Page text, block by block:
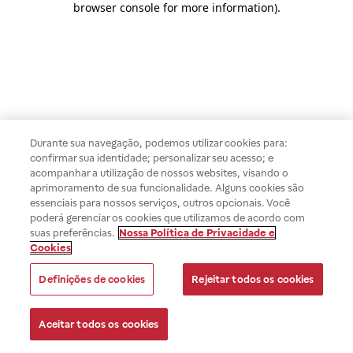
browser console for more information).
Durante sua navegação, podemos utilizar cookies para:
confirmar sua identidade; personalizar seu acesso; e
acompanhar a utilização de nossos websites, visando o
aprimoramento de sua funcionalidade. Alguns cookies são
essenciais para nossos serviços, outros opcionais. Você
poderá gerenciar os cookies que utilizamos de acordo com
suas preferências. Nossa Política de Privacidade e
Cookies
Definições de cookies Rejeitar todos os cookies
Aceitar todos os cookies